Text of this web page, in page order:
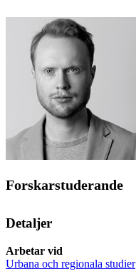
Forskarstuderande
Detaljer
Arbetar vid
Urbana och regionala studier